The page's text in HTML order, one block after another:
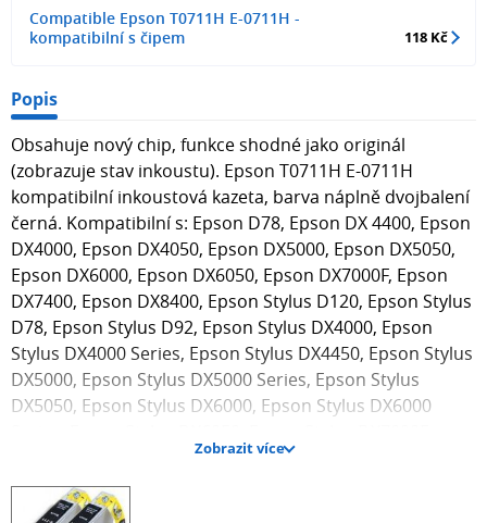
Compatible Epson T0711H E-0711H -
kompatibilní s čipem
118 Kč
Popis
Obsahuje nový chip, funkce shodné jako originál
(zobrazuje stav inkoustu). Epson T0711H E-0711H
kompatibilní inkoustová kazeta, barva náplně dvojbalení
černá. Kompatibilní s: Epson D78, Epson DX 4400, Epson
DX4000, Epson DX4050, Epson DX5000, Epson DX5050,
Epson DX6000, Epson DX6050, Epson DX7000F, Epson
DX7400, Epson DX8400, Epson Stylus D120, Epson Stylus
D78, Epson Stylus D92, Epson Stylus DX4000, Epson
Stylus DX4000 Series, Epson Stylus DX4450, Epson Stylus
DX5000, Epson Stylus DX5000 Series, Epson Stylus
DX5050, Epson Stylus DX6000, Epson Stylus DX6000
Epson Stylus DX700F, Epson Stylus DX7400, Epson Stylus
DX7450, Epson Stylus DX8400, Epson Stylus DX8450,
Epson Stylus DX9400F, Epson Stylus Office B40W, Epson
Zobrazit více